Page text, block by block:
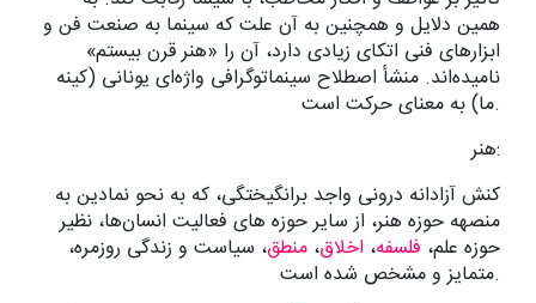
همین دلایل و همچنین به آن علت که سینما به صنعت فن و
ابزارهای فنی اتکای زیادی دارد، آن را «هنر قرن بیستم»
نامیده‌اند. منشأ اصطلاح سینماتوگرافی واژه‌ای یونانی (کینه
ما) به معنای حرکت است.
هنر:
کنش آزادانه درونی واجد برانگیختگی، که به نحو نمادین به
منصهه حوزه هنر، از سایر حوزه های فعالیت انسان‌ها، نظیر
حوزه علم، فلسفه، اخلاق، منطق، سیاست و زندگی روزمره،
متمایز و مشخص شده است.